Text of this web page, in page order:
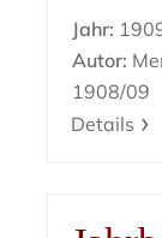
Jahr:
Autor:
1908/09
Details